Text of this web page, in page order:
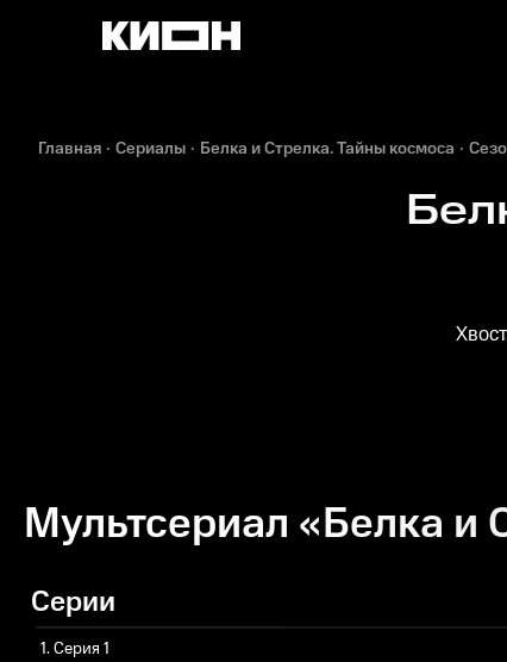
Главная Сериалы Белка и Стрелка. Тайны космоса
Мультсериал «Белка и
Серии
1. Серия 1